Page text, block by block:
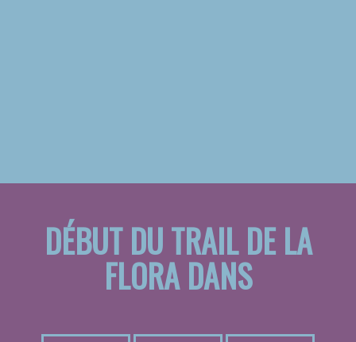
DÉBUT DU TRAIL DE LA
FLORA DANS